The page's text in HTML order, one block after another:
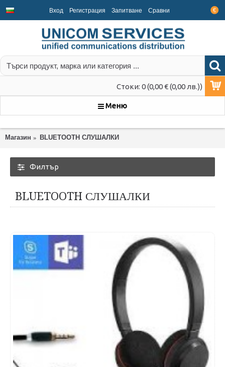
€
Вход Регистрация Запитване Срaвни
Стоки: 0 (0,00 € (0,00 лв.))
Меню
Магазин BLUETOOTH СЛУШАЛКИ
Филтър
BLUETOOTH СЛУШАЛКИ